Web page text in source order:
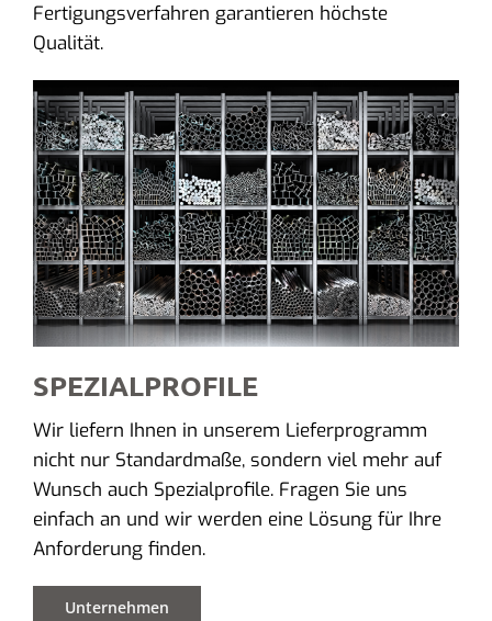
Fertigungsverfahren garantieren höchste
Qualität.
SPEZIALPROFILE
Wir liefern Ihnen in unserem Lieferprogramm
nicht nur Standardmaße, sondern viel mehr auf
Wunsch auch Spezialprofile. Fragen Sie uns
einfach an und wir werden eine Lösung für Ihre
Anforderung finden.
Unternehmen